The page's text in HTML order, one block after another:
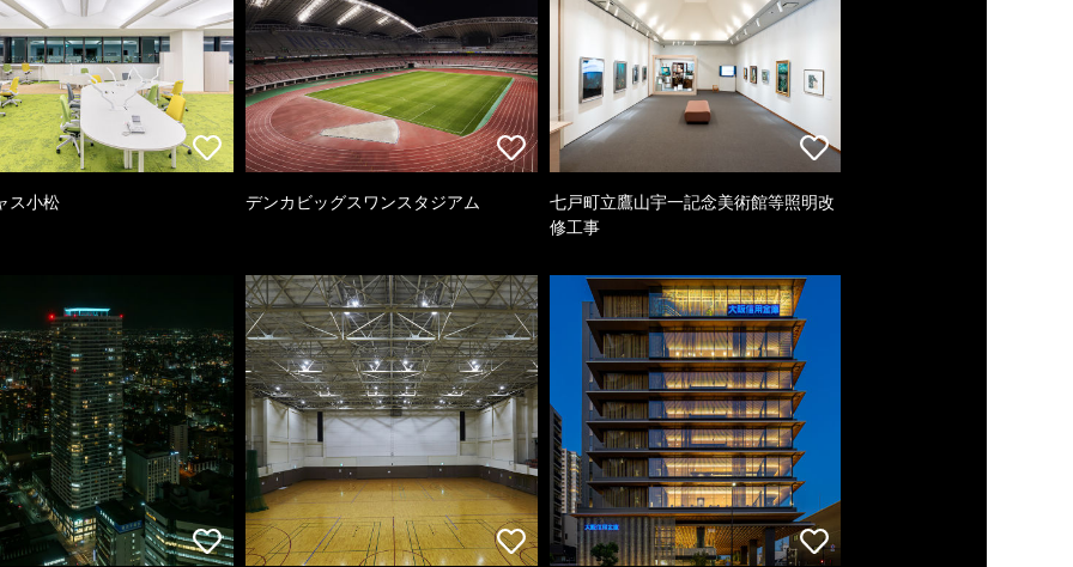
ス小松 デンカビッグスワンスタジアム
七戸町立鷹山宇一記念美術館等照明改
修工事